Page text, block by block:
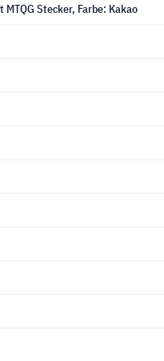
Stecker, Farbe: Kakao